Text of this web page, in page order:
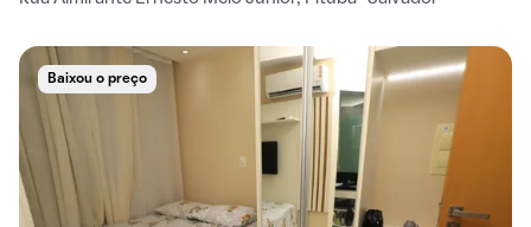
Baixou o preço